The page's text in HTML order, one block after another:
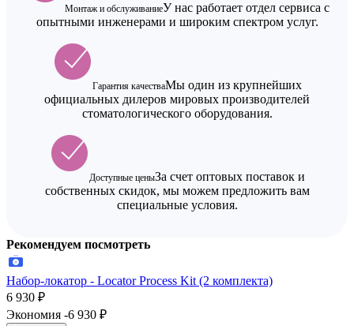
Монтаж и обслуживаниеУ нас работает отдел сервиса с
опытными инженерами и широким спектром услуг.
Гарантия качестваМы один из крупнейших
официальных дилеров мировых производителей
стоматологического оборудования.
Доступные ценыЗа счет оптовых поставок и
собственных скидок, мы можем предложить вам
специальные условия.
Рекомендуем посмотреть
Набор-локатор - Locator Process Kit (2 комплекта)
6 930 ₽
Экономия -6 930 ₽